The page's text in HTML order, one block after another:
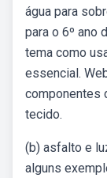
água para
para o 6º ano
tema como
essencial.
componentes
tecido.
(b) asfalto e
alguns